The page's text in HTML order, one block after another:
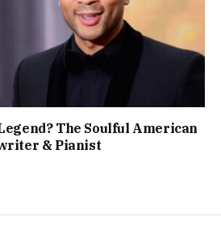
The Soulful American
& Pianist